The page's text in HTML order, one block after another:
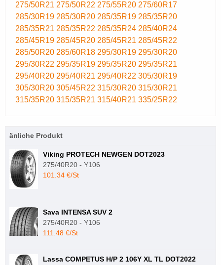
275/50R21 275/50R22 275/55R20 275/60R17
285/30R19 285/30R20 285/35R19 285/35R20
285/35R21 285/35R22 285/35R24 285/40R24
285/45R19 285/45R20 285/45R21 285/45R22
285/50R20 285/60R18 295/30R19 295/30R20
295/30R22 295/35R19 295/35R20 295/35R21
295/40R20 295/40R21 295/40R22 305/30R19
305/30R20 305/45R22 315/30R20 315/30R21
315/35R20 315/35R21 315/40R21 335/25R22
änliche Produkt
Viking PROTECH NEWGEN DOT2023
275/40R20 - Y106
101.34 €/St
Sava INTENSA SUV 2
275/40R20 - Y106
111.48 €/St
Lassa COMPETUS H/P 2 106Y XL TL DOT2022